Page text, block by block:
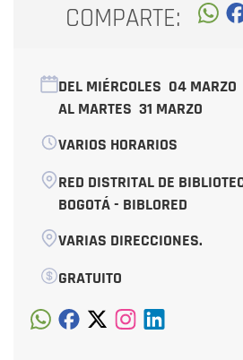
COMPARTE:
DEL MIÉRCOLES 04 MARZO
AL MARTES 31 MARZO
VARIOS HORARIOS
RED DISTRITAL DE
BOGOTÁ - BIBLORED
VARIAS DIRECCIONES.
GRATUITO